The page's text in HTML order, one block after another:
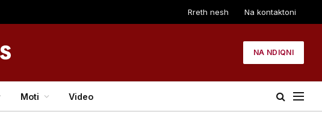
Rreth nesh Na kontaktoni
NA NDIQNI
Moti Video